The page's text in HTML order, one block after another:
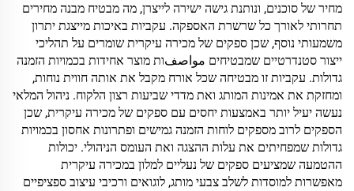
מחיר של סוכנים, ונותנת גישה ישירה לייצרן, מה מבטיח מבנה מחירים
תחרותי לאורך כל שרשרת האספקה. עקביות באיכות מייצגת יתרון
משמעותי נוסף, שכן ספקים של מכירה עיקרית שומרים על תהליכי
ייצור סטנדרטיים שמבטיחים مواصفות מוצר אחידות בכמויות הזמנה
גדולות. עקביות זו מבטיחה שכל אורח מקבל את אותה חווית נוחות,
ומחזקת את אמינות המותג ואת מדדי שביעות רצון הלקוח. ניהול המלאי
נעשה יעיל יותר באמצעות יחסים עם ספקים של מכירה עיקרית, שכן
הספקים לרוב מספקים לוחות הזמנה גמישים ופתרונות אחסון בכמויות
גדולות שמפחיתים את עלות ההצגה ואת העומס הניהולי. יכולות
ההטמעה שמציעים ספקים של נעליים למלון במכירה עיקרית
מאפשרות למוסדות לשלב צבעי מותג, לוגואים ורכיבי עיצוב ספציפיים